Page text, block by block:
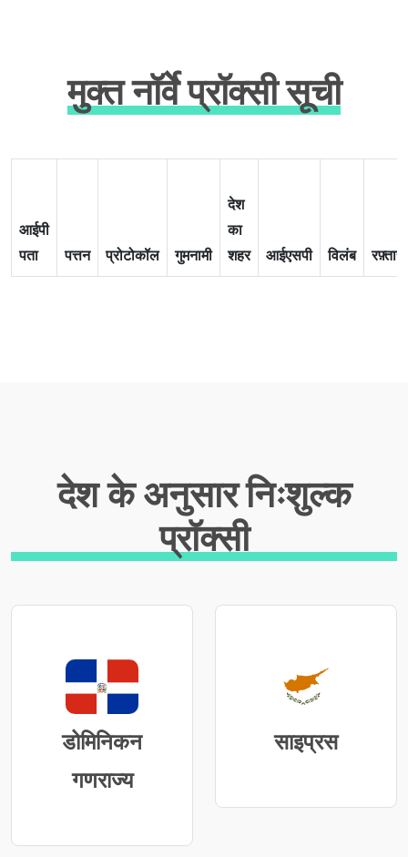
मुक्त नॉर्वे प्रॉक्सी सूची
आईपी
पता
पत्तन प्रोटोकॉल गुमनामी
देश
का
शहर
आईएसपी विलंब रफ़्तार
देश के अनुसार निःशुल्क
प्रॉक्सी
डोमिनिकन
गणराज्य
साइप्रस